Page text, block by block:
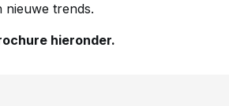
nieuwe trends.
hieronder.